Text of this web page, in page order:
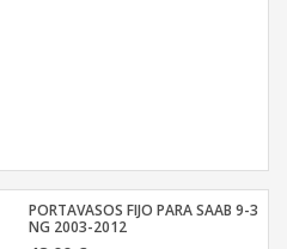
PORTAVASOS FIJO PARA SAAB 9-3
NG 2003-2012